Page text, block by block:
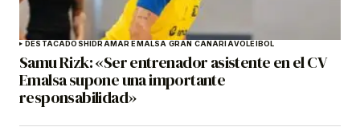
DESTACADOS HIDRAMAR EMALSA GRAN CANARIAVOLEIBOL
Samu Rizk: «Ser entrenador asistente en el CV
Emalsa supone una importante
responsabilidad»